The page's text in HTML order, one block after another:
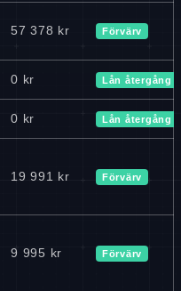
57 378 kr Förvärv
0 kr Lån återgång
0 kr Lån återgång
19 991 kr Förvärv
9 995 kr Förvärv